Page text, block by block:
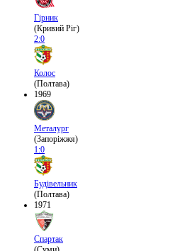
Гірник
(Кривий Ріг)
2:0
Колос
(Полтава)
1969
Металург
(Запоріжжя)
1:0
Будівельник
(Полтава)
1971
Спартак